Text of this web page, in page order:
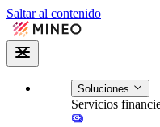
Saltar al contenido
Soluciones
Servicios